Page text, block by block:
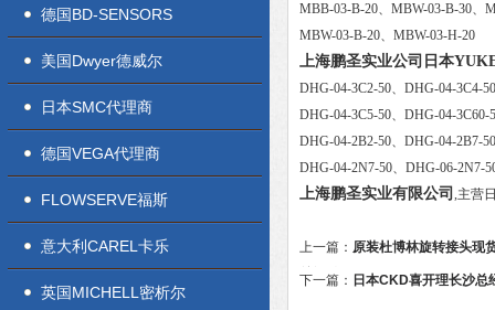
德国BD-SENSORS
美国Dwyer德威尔
日本SMC代理商
德国VEGA代理商
FLOWSERVE福斯
意大利CAREL卡乐
英国MICHELL密析尔
MBB-03-B-20、MBW-03-B-30、
MBW-03-B-20、MBW-03-H-20
上海鹏圣实业公司日本
DHG-04-3C2-50、DHG-04-3C4-
DHG-04-3C5-50、DHG-04-3C60-
DHG-04-2B2-50、DHG-04-2B7-
DHG-04-2N7-50、DHG-06-2N7-
上海鹏圣实业有限公司 ,主营
上一篇： 原装杜博林旋转接头现
总经销
下一篇： 日本CKD喜开理长沙总